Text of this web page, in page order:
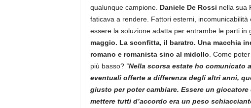
qualunque campione. Daniele De Rossi nella sua
faticava a rendere. Fattori esterni,
essere la soluzione adatta per entrambe le parti in
maggio. La sconfitta, il baratro. Una macchia
romano e romanista sino al midollo . Come
più basso? “Nella scorsa estate ho comunicato
eventuali offerte a differenza degli altri anni,
giusto per poter cambiare. Essere un
mettere tutti d’accordo era un peso